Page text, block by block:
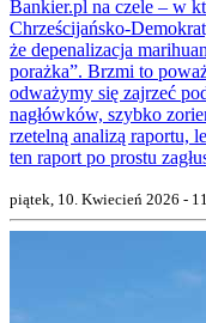
Bankier.pl na czele – w
Chrześcijańsko-
że depenalizacja
porażka”. Brzmi to
odważymy się zajrzeć
nagłówków, szybko
rzetelną analizą raportu,
ten raport po prostu
piątek, 10. Kwiecień 2026 -